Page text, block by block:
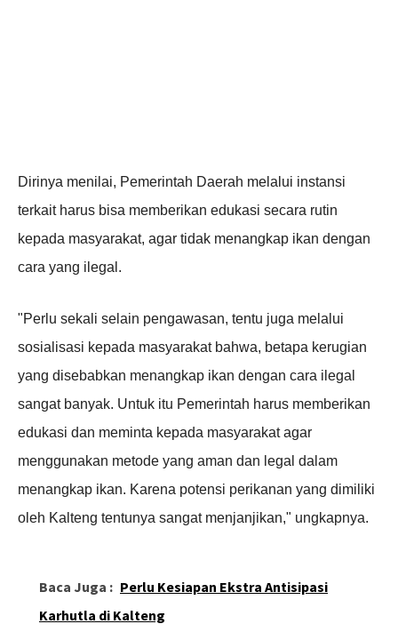
Dirinya menilai, Pemerintah Daerah melalui instansi
terkait harus bisa memberikan edukasi secara rutin
kepada masyarakat, agar tidak menangkap ikan dengan
cara yang ilegal.
"Perlu sekali selain pengawasan, tentu juga melalui
sosialisasi kepada masyarakat bahwa, betapa kerugian
yang disebabkan menangkap ikan dengan cara ilegal
sangat banyak. Untuk itu Pemerintah harus memberikan
edukasi dan meminta kepada masyarakat agar
menggunakan metode yang aman dan legal dalam
menangkap ikan. Karena potensi perikanan yang dimiliki
oleh Kalteng tentunya sangat menjanjikan," ungkapnya.
Baca Juga : Perlu Kesiapan Ekstra Antisipasi
Karhutla di Kalteng